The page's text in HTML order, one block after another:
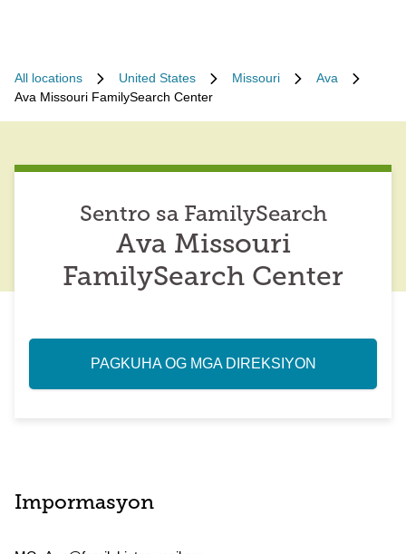
All locations United States Missouri
Ava
Ava Missouri FamilySearch Center
Sentro sa FamilySearch
Ava Missouri
FamilySearch Center
PAGKUHA OG MGA DIREKSIYON
Impormasyon